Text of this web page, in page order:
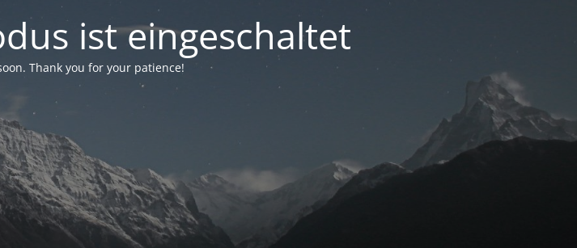
ist eingeschaltet
Thank you for your patience!